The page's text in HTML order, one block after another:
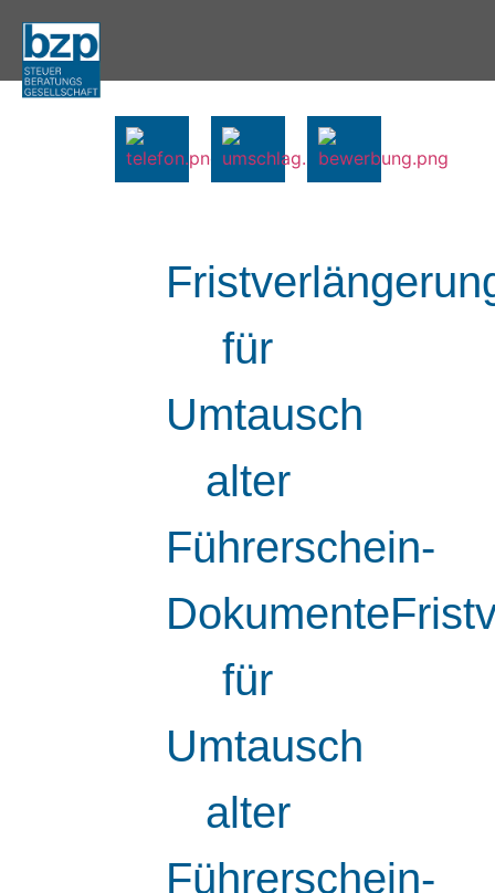
für
Umtausch
alter
Führerschein-
für
Umtausch
alter
Führerschein-